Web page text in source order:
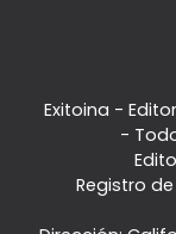
Exitoina -
-
Registro